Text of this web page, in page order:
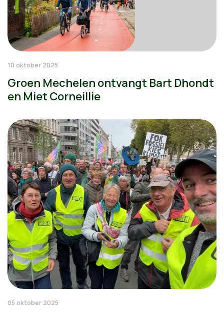
10 oktober 2025
Groen Mechelen ontvangt Bart Dhondt
en Miet Corneillie
05 oktober 2025